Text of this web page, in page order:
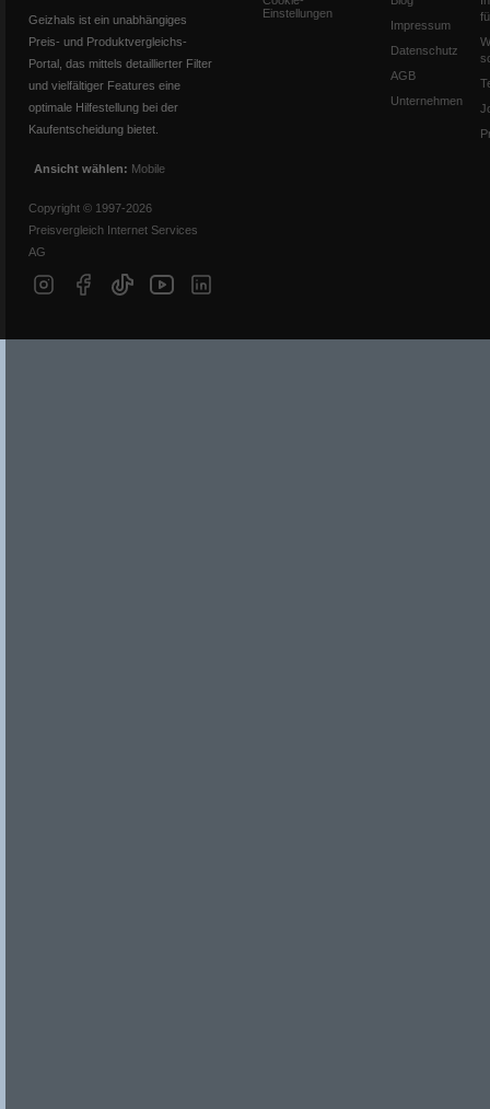
Geizhals ist ein unabhängiges
Preis- und Produktvergleichs-
Portal, das mittels detaillierter Filter
und vielfältiger Features eine
optimale Hilfestellung bei der
Kaufentscheidung bietet.
Ansicht wählen: Mobile
Copyright © 1997-2026
Preisvergleich Internet Services
AG
Einstellungen
Impressum
Datenschutz
AGB
Unternehmen